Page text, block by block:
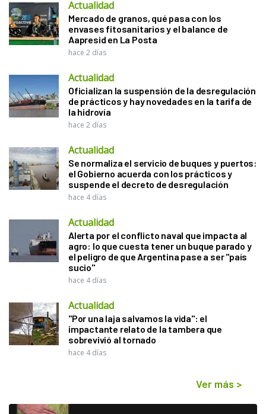
Actualidad
Mercado de granos, qué pasa con los
envases fitosanitarios y el balance de
Aapresid en La Posta
hace 2 días
Actualidad
Oficializan la suspensión de la desregulación
de prácticos y hay novedades en la tarifa de
la hidrovía
hace 2 días
Actualidad
Se normaliza el servicio de buques y puertos:
el Gobierno acuerda con los prácticos y
suspende el decreto de desregulación
hace 4 días
Actualidad
Alerta por el conflicto naval que impacta al
agro: lo que cuesta tener un buque parado y
el peligro de que Argentina pase a ser "país
sucio"
hace 4 días
Actualidad
"Por una laja salvamos la vida": el
impactante relato de la tambera que
sobrevivió al tornado
hace 4 días
Ver más >